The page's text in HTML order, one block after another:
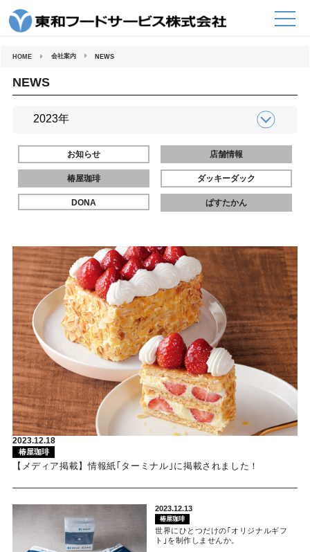
HOME 会社案内 NEWS
NEWS
お知らせ 店舗情報
椿屋珈琲 ダッキーダック
DONA ぱすたかん
2023.12.18
椿屋珈琲
【メディア掲載】情報紙｢ターミナル｣に掲載されました！
2023.12.13
椿屋珈琲
世界にひとつだけの｢オリジナルギフ
ト｣を制作しませんか。